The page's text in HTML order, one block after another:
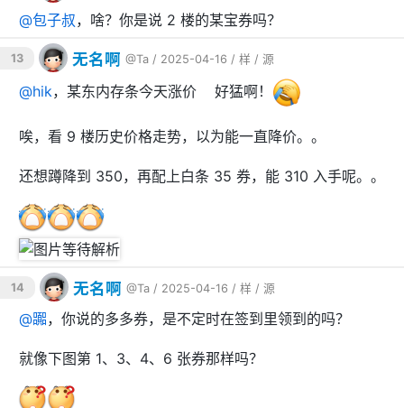
@包子叔，啥？你是说 2 楼的某宝券吗？
13 无名啊 @Ta / 2025-04-16 / 样 / 源
@hik，某东内存条今天涨价📈好猛啊！
唉，看 9 楼历史价格走势，以为能一直降价。。
还想蹲降到 350，再配上白条 35 券，能 310 入手呢。。
14 无名啊 @Ta / 2025-04-16 / 样 / 源
@嚻，你说的多多券，是不定时在签到里领到的吗？
就像下图第 1、3、4、6 张券那样吗？